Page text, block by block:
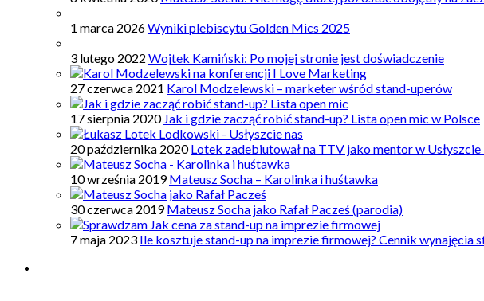
1 marca 2026Wyniki plebiscytu Golden Mics 2025
3 lutego 2022 Wojtek Kamiński: Po mojej stronie jest doświadczenie
27 czerwca 2021 Karol Modzelewski – marketer wśród stand-uperów
17 sierpnia 2020 Jak i gdzie zacząć robić stand-up? Lista open mic w Polsce
20 października 2020 Lotek zadebiutował na TTV jako mentor w Usłyszcie
10 września 2019 Mateusz Socha – Karolinka i huśtawka
30 czerwca 2019 Mateusz Socha jako Rafał Pacześ (parodia)
7 maja 2023 Ile kosztuje stand-up na imprezie firmowej? Cennik wynajęcia